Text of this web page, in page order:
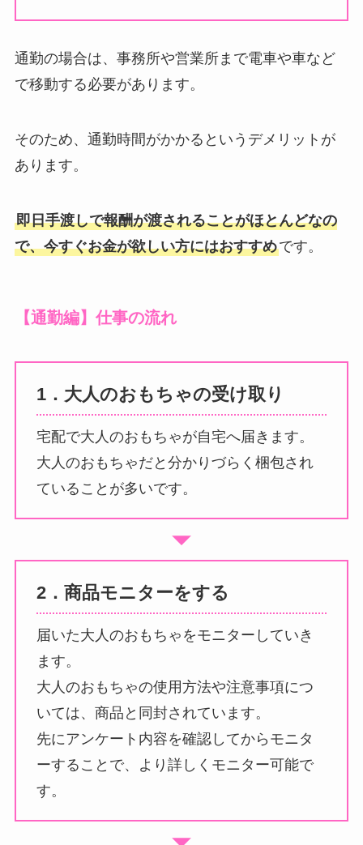
通勤の場合は、事務所や営業所まで電車や車など
で移動する必要があります。
そのため、通勤時間がかかるというデメリットが
あります。
即日手渡しで報酬が渡されることがほとんどなの
で、今すぐお金が欲しい方にはおすすめです。
【通勤編】仕事の流れ
1．大人のおもちゃの受け取り
宅配で大人のおもちゃが自宅へ届きます。
大人のおもちゃだと分かりづらく梱包され
ていることが多いです。
2．商品モニターをする
届いた大人のおもちゃをモニターしていき
ます。
大人のおもちゃの使用方法や注意事項につ
いては、商品と同封されています。
先にアンケート内容を確認してからモニタ
ーすることで、より詳しくモニター可能で
す。